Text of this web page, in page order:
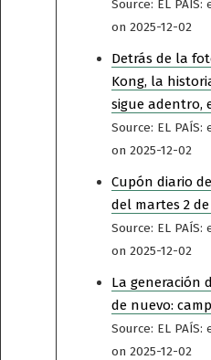
Source: EL
on 2025-12-02
Detrás de la
Kong, la
sigue adentro,
Source: EL
on 2025-12-02
Cupón diario
del martes 2
Source: EL
on 2025-12-02
La generación
de nuevo:
Source: EL
on 2025-12-02